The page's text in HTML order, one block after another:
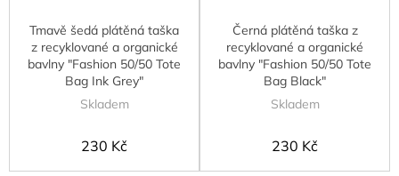
Tmavě šedá plátěná taška
z recyklované a organické
bavlny "Fashion 50/50 Tote
Bag Ink Grey"
Skladem
230 Kč
Černá plátěná taška z
recyklované a organické
bavlny "Fashion 50/50 Tote
Bag Black"
Skladem
230 Kč